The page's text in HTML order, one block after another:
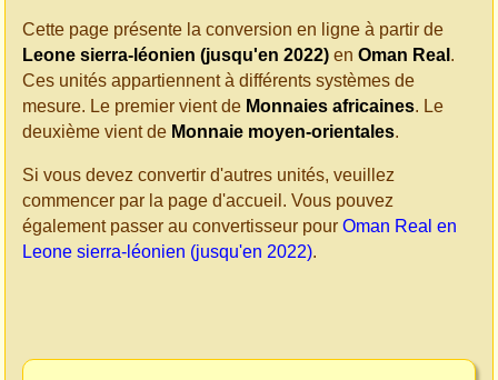
Cette page présente la conversion en ligne à partir de
Leone sierra-léonien (jusqu'en 2022) en Oman Real .
Ces unités appartiennent à différents systèmes de
mesure. Le premier vient de Monnaies africaines. Le
deuxième vient de Monnaie moyen-orientales.
Si vous devez convertir d'autres unités, veuillez
commencer par la page d'accueil. Vous pouvez
également passer au convertisseur pour Oman Real en
Leone sierra-léonien (jusqu'en 2022).